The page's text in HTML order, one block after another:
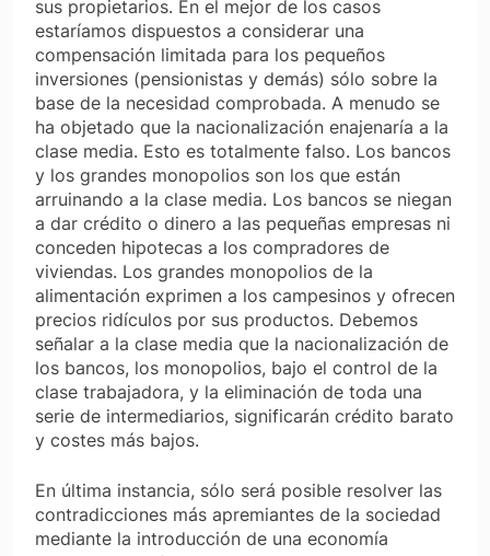
sus propietarios. En el mejor de los casos
estaríamos dispuestos a considerar una
compensación limitada para los pequeños
inversiones (pensionistas y demás) sólo sobre la
base de la necesidad comprobada. A menudo se
ha objetado que la nacionalización enajenaría a la
clase media. Esto es totalmente falso. Los bancos
y los grandes monopolios son los que están
arruinando a la clase media. Los bancos se niegan
a dar crédito o dinero a las pequeñas empresas ni
conceden hipotecas a los compradores de
viviendas. Los grandes monopolios de la
alimentación exprimen a los campesinos y ofrecen
precios ridículos por sus productos. Debemos
señalar a la clase media que la nacionalización de
los bancos, los monopolios, bajo el control de la
clase trabajadora, y la eliminación de toda una
serie de intermediarios, significarán crédito barato
y costes más bajos.
En última instancia, sólo será posible resolver las
contradicciones más apremiantes de la sociedad
mediante la introducción de una economía